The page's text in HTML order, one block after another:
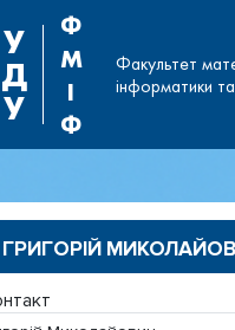
У
Д
У
Ф
М
І
Ф
Факультет
інформатики